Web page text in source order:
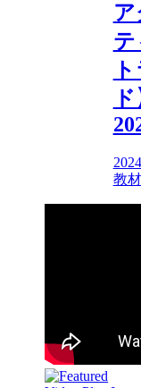
ア
テ
教